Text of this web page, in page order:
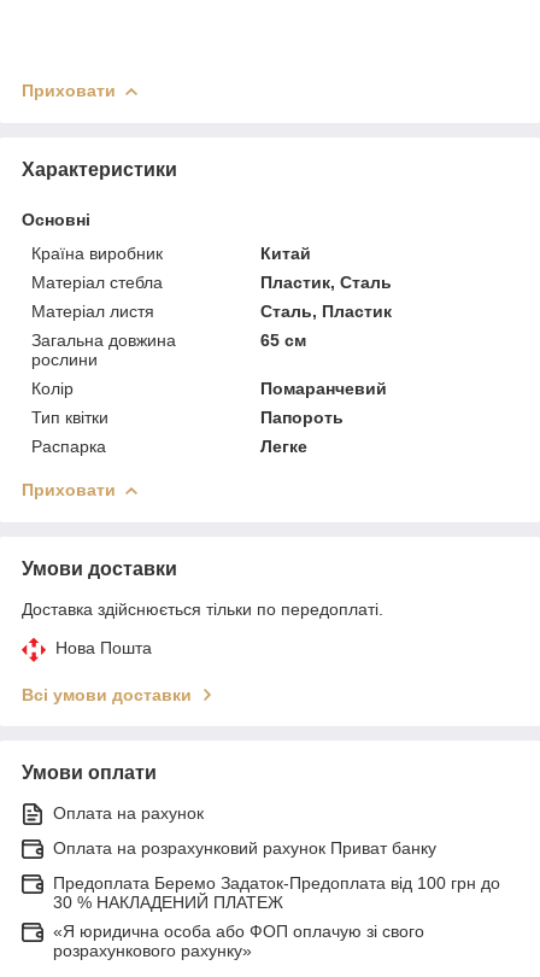
Приховати
Характеристики
Основні
Країна виробник
Китай
Матеріал стебла
Пластик, Сталь
Матеріал листя
Сталь, Пластик
Загальна довжина
рослини
65 см
Колір
Помаранчевий
Тип квітки
Папороть
Распарка
Легке
Приховати
Умови доставки
Доставка здійснюється тільки по передоплаті.
Нова Пошта
Всі умови доставки
Умови оплати
Оплата на рахунок
Оплата на розрахунковий рахунок Приват банку
Предоплата Беремо Задаток-Предоплата від 100 грн до
30 % НАКЛАДЕНИЙ ПЛАТЕЖ
«Я юридична особа або ФОП оплачую зі свого
розрахункового рахунку»